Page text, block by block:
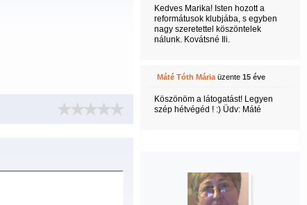
Kedves Marika! Isten hozott a
reformátusok klubjába, s egyben
nagy szeretettel köszöntelek
nálunk. Kovátsné Ili.
Máté Tóth Máriaüzente 15 éve
Köszönöm a látogatást! Legyen
szép hétvégéd ! :) Üdv: Máté